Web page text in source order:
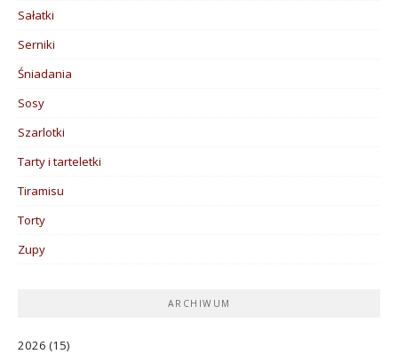
Sałatki
Serniki
Śniadania
Sosy
Szarlotki
Tarty i tarteletki
Tiramisu
Torty
Zupy
ARCHIWUM
2026 (15)